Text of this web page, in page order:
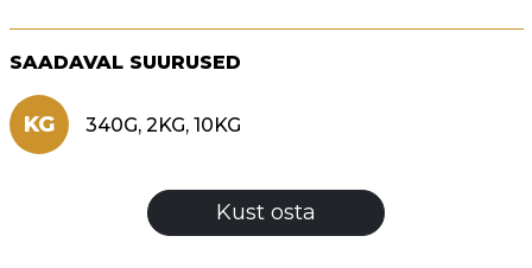
SAADAVAL SUURUSED
KG 340G, 2KG, 10KG
Kust osta